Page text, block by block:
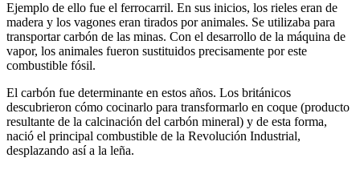
Ejemplo de ello fue el ferrocarril. En sus inicios, los rieles eran de
madera y los vagones eran tirados por animales. Se utilizaba para
transportar carbón de las minas. Con el desarrollo de la máquina de
vapor, los animales fueron sustituidos precisamente por este
combustible fósil.
El carbón fue determinante en estos años. Los británicos
descubrieron cómo cocinarlo para transformarlo en coque (producto
resultante de la calcinación del carbón mineral) y de esta forma,
nació el principal combustible de la Revolución Industrial,
desplazando así a la leña.